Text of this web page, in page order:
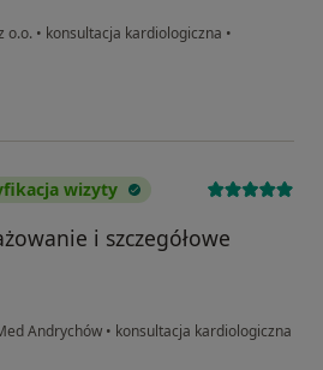
o.o. • konsultacja kardiologiczna •
wizyty
i szczegółowe
Andrychów • konsultacja kardiologiczna